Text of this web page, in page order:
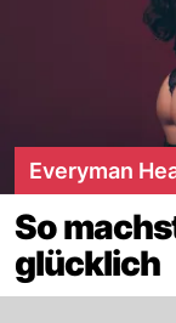
Everyman
So
glücklich